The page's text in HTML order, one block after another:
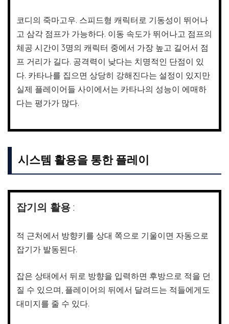
코디의 죽마고우. 스피드형 캐릭터로 기동성이 뛰어나
고 삼각 점프가 가능하다. 이동 속도가 뛰어나고 점프의
체공 시간이 3명의 캐릭터 중에서 가장 높고 길어서 점
프 거리가 길다. 공격력이 낮다는 치명적인 단점이 있
다. 카타나를 집으면 상당히 강해진다는 설정이 있지만
실제 플레이어들 사이에서는 카타나의 성능이 에매하
다는 평가가 많다.
시스템 활용을 통한 플레이
잡기의 활용 :
적 근처에서 방향키를 상대 쪽으로 기울이면 자동으로
잡기가 발동된다.
잡은 상태에서 뒤로 방향을 입력하면 후방으로 적을 던
질 수 있으며, 플레이어의 뒤에서 달려드는 적들에게도
대미지를 줄 수 있다.